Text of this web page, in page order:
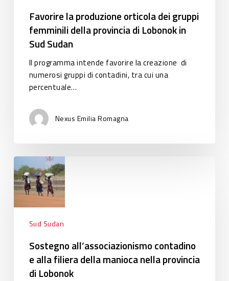
provincia
Sudan
Favorire la produzione orticola dei gruppi
femminili della provincia di Lobonok in
Sud Sudan
Il programma intende favorire la creazione di
numerosi gruppi di contadini, tra cui una
percentuale…
Nexus Emilia Romagna
Sostegno
all’associazionismo
contadino
alla
filiera
manioca
nella
provincia
Sud Sudan
Sostegno all’associazionismo contadino
e alla filiera della manioca nella provincia
di Lobonok